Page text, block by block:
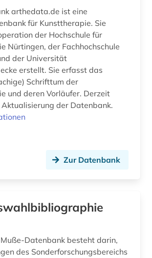
medizinrecht (1)
(1)
(1)
naturwissenschaften (12)
arthedata.de ist eine
für Kunsttherapie. Sie
der Hochschule für
Nürtingen, der Fachhochschule
der Universität
erstellt. Sie erfasst das
Schrifttum der
und deren Vorläufer. Derzeit
der Datenbank.
Zur Datenbank
Datenbank besteht darin,
des Sonderforschungsbereichs